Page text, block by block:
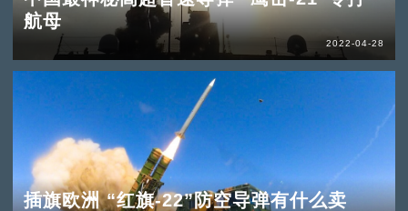
航母
2022-04-28
插旗欧洲 “红旗-22”防空导弹有什么卖